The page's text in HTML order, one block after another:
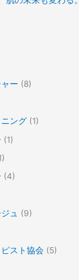
ー (8)
ング (1)
(1)
(4)
ュ (9)
スト協会 (5)